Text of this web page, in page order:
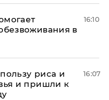
в
16:10
риса и
и пришли к
16:07